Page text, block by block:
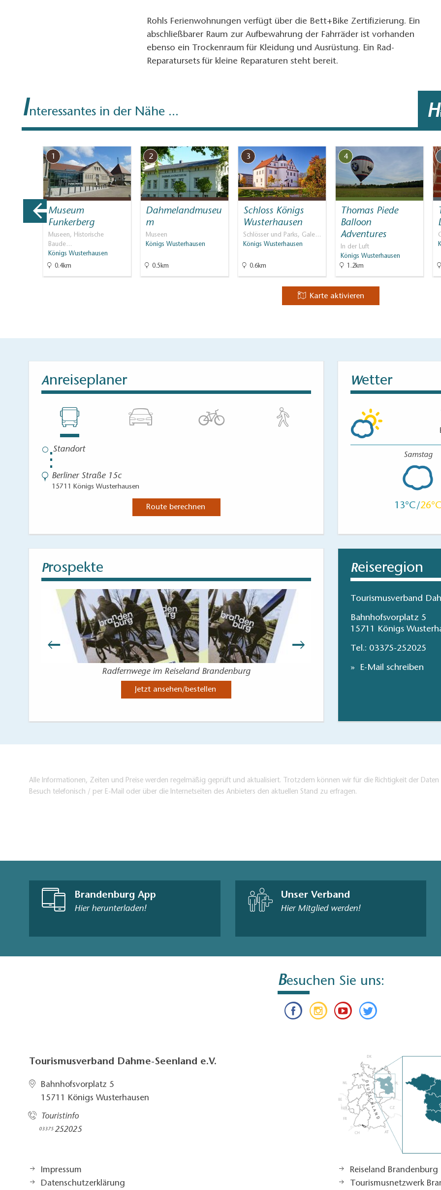
Rohls Ferienwohnungen verfügt über die Bett+Bike Zertifizierung. Ein
abschließbarer Raum zur Aufbewahrung der Fahrräder ist vorhanden
ebenso ein Trockenraum für Kleidung und Ausrüstung. Ein Rad-
Reparatursets für kleine Reparaturen steht bereit.
Interessantes in der Nähe ... H
1
Museum
Funkerberg
Museen, Historische
Baude…
Königs Wusterhausen
0.4km
2
Dahmelandmuseu
m
Museen
Königs Wusterhausen
0.5km
3
Schloss Königs
Wusterhausen
Schlösser und Parks, Gale…
Königs Wusterhausen
0.6km
4
Thomas Piede
Balloon
Adventures
In der Luft
Königs Wusterhausen
1.2km
Karte aktivieren
Anreiseplaner
⋮
Berliner Straße 15c
15711 Königs Wusterhausen
Route berechnen
Wetter
Samstag
13 26
Prospekte
Radfernwege im Reiseland Brandenburg
Jetzt ansehen/bestellen
Reiseregion
Tourismusverband
Bahnhofsvorplatz 5
15711 Königs
Tel.: 03375-252025
E-Mail schreiben
Alle Informationen, Zeiten und Preise werden regelmäßig geprüft und aktualisiert. Trotzdem können wir für die Richtigkeit der
Besuch telefonisch / per E-Mail oder über die Internetseiten des Anbieters den aktuellen Stand zu erfragen.
Brandenburg App
Hier herunterladen!
Unser Verband
Hier Mitglied werden!
Besuchen Sie uns:
Tourismusverband Dahme-Seenland e.V.
Bahnhofsvorplatz 5​
15711 Königs Wusterhausen
Touristinfo
03375252025​
Impressum
Datenschutzerklärung
Reiseland Brandenburg
Tourismusnetzwerk